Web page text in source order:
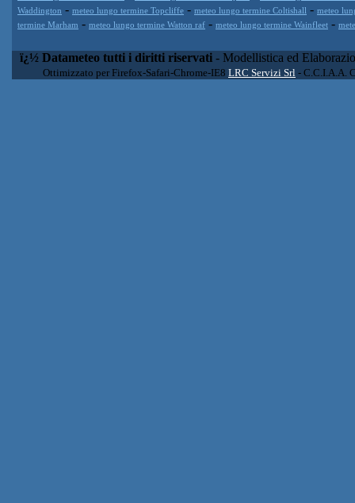
Waddington - meteo lungo termine Topcliffe - meteo lungo termine Coltishall - meteo
termine Marham - meteo lungo termine Watton raf - meteo lungo termine Wainfleet -
ï¿½ Datameteo tutti i diritti riservati - Modellistica ed
Ottimizzato per Firefox-Safari-Chrome-IE8 LRC Servizi Srl - C.C.I.A.A.